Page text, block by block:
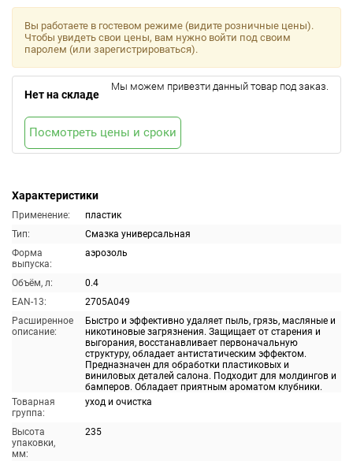
Характеристики
Применение:
пластик
Тип:
Смазка универсальная
Форма
выпуска:
аэрозоль
Объём, л:
0.4
EAN-13:
2705A049
Расширенное
описание:
Быстро и эффективно удаляет пыль, грязь, масляные и
никотиновые загрязнения. Защищает от старения и
выгорания, восстанавливает первоначальную
структуру, обладает антистатическим эффектом.
Предназначен для обработки пластиковых и
виниловых деталей салона. Подходит для молдингов и
бамперов. Обладает приятным ароматом клубники.
Товарная
группа:
уход и очистка
Высота
упаковки,
мм:
235
Вы работаете в гостевом режиме (видите розничные цены).
Чтобы увидеть свои цены, вам нужно войти под своим
паролем (или зарегистрироваться).
Нет на складе
Мы можем привезти данный товар под заказ.
Посмотреть цены и сроки